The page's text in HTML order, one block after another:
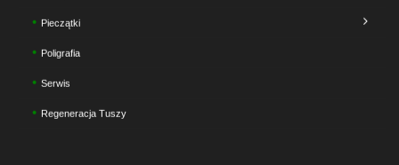
Pieczątki
Poligrafia
Serwis
Regeneracja Tuszy